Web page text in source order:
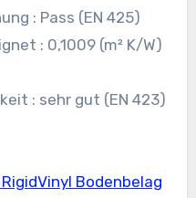
: Pass (EN 425)
: 0,1009 (m² K/W)
: sehr gut (EN 423)
Bodenbelag